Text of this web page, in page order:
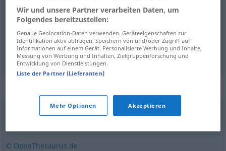
compete
be incompetition konkurrenzierenkonkurrieren
© OpenThesaurus.de
Wir und unsere Partner verarbeiten Daten, um
Folgendes bereitzustellen:
Genaue Geolocation-Daten verwenden. Geräteeigenschaften zur
Identifikation aktiv abfragen. Speichern von und/oder Zugriff auf
Informationen auf einem Gerät. Personalisierte Werbung und Inhalte,
Messung von Werbung und Inhalten, Zielgruppenforschung und
Entwicklung von Dienstleistungen.
Liste der Partner (Lieferanten)
Mehr Optionen Akzeptieren